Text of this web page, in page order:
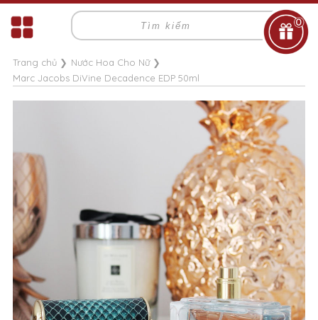
0
Trang chủ❯ Nước Hoa Cho Nữ❯
Marc Jacobs DiVine Decadence EDP 50ml